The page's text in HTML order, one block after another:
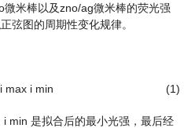
米棒以及zno/ag微米棒的荧光强
弦图的周期性变化规律。
i max i min (1)
i min 是拟合后的最小光强，最后经